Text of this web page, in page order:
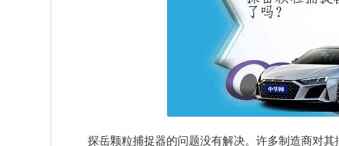
探岳颗粒捕捉器的问题没有解决。许多制造商对